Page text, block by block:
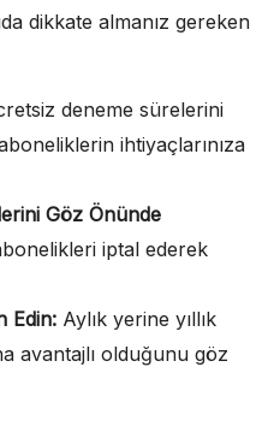
dikkate almanız gereken
deneme sürelerini
ihtiyaçlarınıza
Göz Önünde
iptal ederek
Edin: Aylık yerine yıllık
avantajlı olduğunu göz